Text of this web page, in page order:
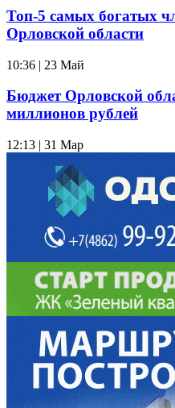
Топ-5 самых богатых
Орловской области
10:36 | 23 Май
Бюджет Орловской
миллионов рублей
12:13 | 31 Мар